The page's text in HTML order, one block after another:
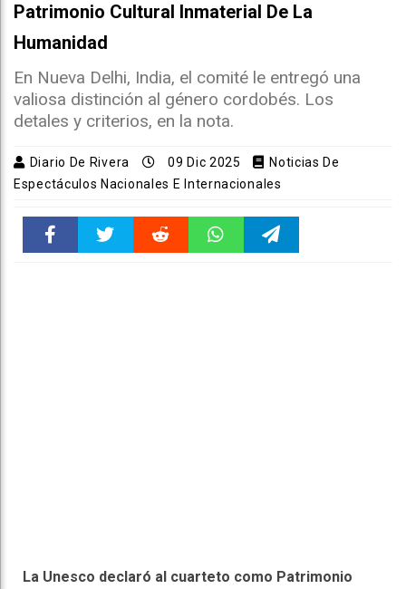
Patrimonio Cultural Inmaterial De La
Humanidad
En Nueva Delhi, India, el comité le entregó una
valiosa distinción al género cordobés. Los
detales y criterios, en la nota.
Diario De Rivera 09 Dic 2025
Noticias De
Espectáculos Nacionales E Internacionales
La Unesco declaró al cuarteto como Patrimonio